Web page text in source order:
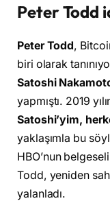
Peter Todd
Peter Todd,
biri olarak
Satoshi
yapmıştı. 2019
Satoshi’yim,
yaklaşımla bu
HBO’nun
Todd, yeniden
yalanladı.